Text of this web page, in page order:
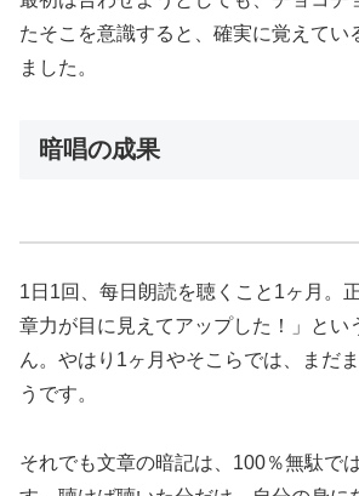
たそこを意識すると、確実に覚えてい
ました。
暗唱の成果
1日1回、每日朗読を聴くこと1ヶ月。
章力が目に見えてアップした！」とい
ん。やはり1ヶ月やそこらでは、まだ
うです。
それでも文章の暗記は、100％無駄で